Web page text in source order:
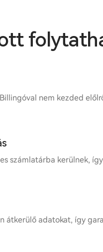
nem kezded
számlatárba kerülnek,
átkerülő adatokat, így